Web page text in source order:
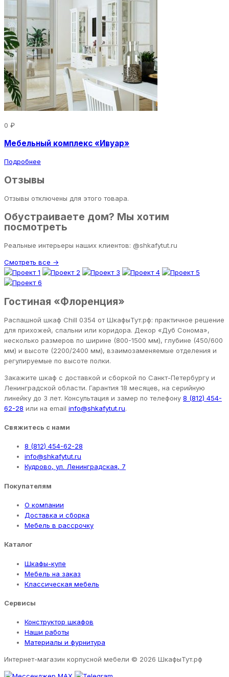
0 ₽
Мебельный комплекс «Ивуар»
Подробнее
Отзывы
Отзывы отключены для этого товара.
Обустраиваете дом? Мы хотим
посмотреть
Реальные интерьеры наших клиентов: @shkafytut.ru
Смотреть все →
Гостиная «Флоренция»
Распашной шкаф Chill 0354 от ШкафыТут.рф: практичное решение
для прихожей, спальни или коридора. Декор «Дуб Сонома»,
несколько размеров по ширине (800-1500 мм), глубине (450/600
мм) и высоте (2200/2400 мм), взаимозаменяемые отделения и
регулируемые по высоте полки.
Закажите шкаф с доставкой и сборкой по Санкт-Петербургу и
Ленинградской области. Гарантия 18 месяцев, на серийную
линейку до 3 лет. Консультация и замер по телефону 8 (812) 454-
62-28 или на email info@shkafytut.ru.
Свяжитесь с нами
8 (812) 454-62-28
info@shkafytut.ru
Кудрово, ул. Ленинградская, 7
Покупателям
О компании
Доставка и сборка
Мебель в рассрочку
Каталог
Шкафы-купе
Мебель на заказ
Классическая мебель
Сервисы
Конструктор шкафов
Наши работы
Материалы и фурнитура
Интернет-магазин корпусной мебели © 2026 ШкафыТут.рф